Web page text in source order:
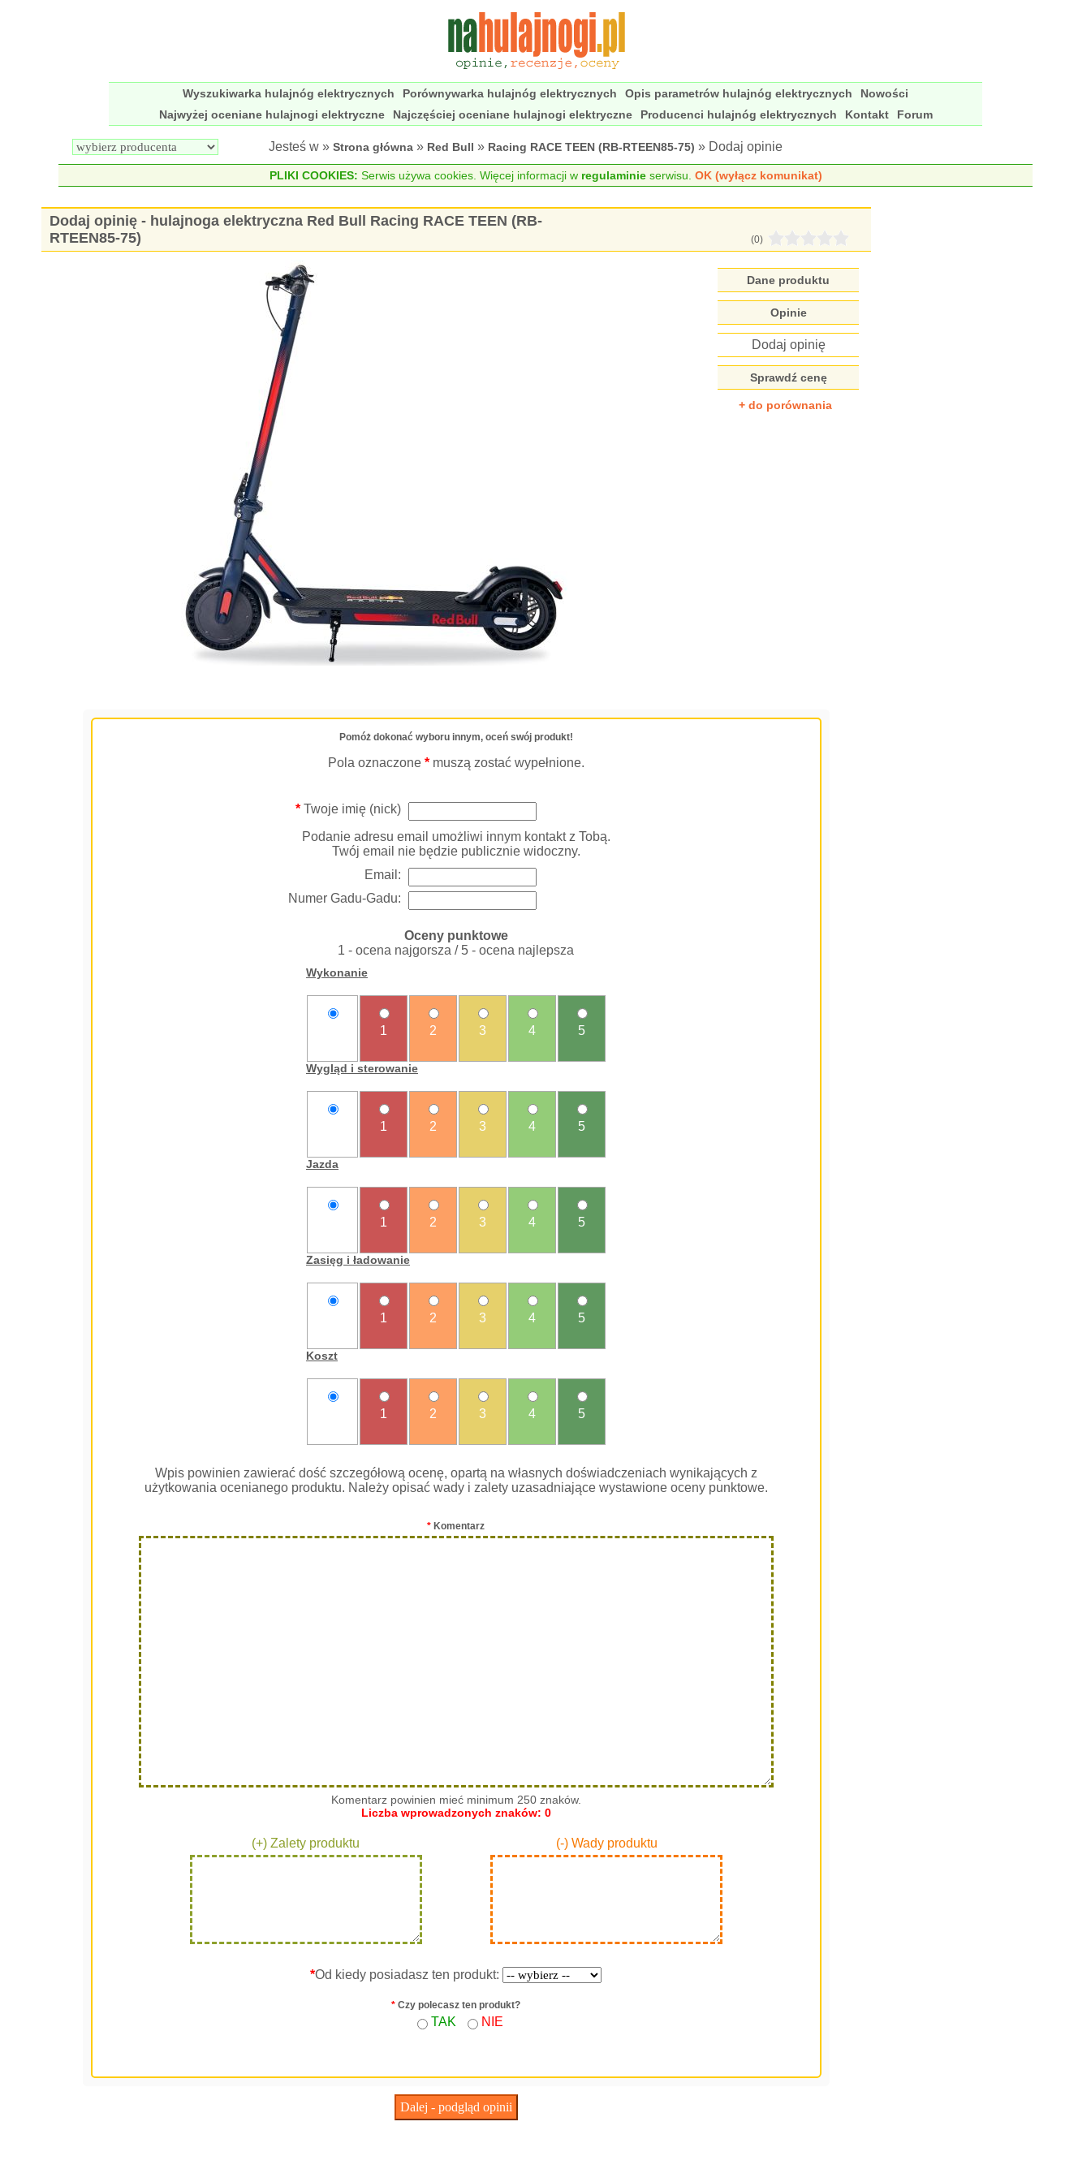
Wyszukiwarka hulajnóg elektrycznych Porównywarka hulajnóg elektrycznych Opis parametrów hulajnóg elektrycznych
Nowości
Najwyżej oceniane hulajnogi elektryczne
Najczęściej oceniane hulajnogi elektryczne Producenci hulajnóg elektrycznych Kontakt Forum
Jesteś w » Strona główna » Red Bull » Racing RACE TEEN (RB-RTEEN85-75) » Dodaj opinie
PLIKI COOKIES: Serwis używa cookies. Więcej informacji w regulaminieserwisu. OK (wyłącz komunikat)
Dodaj opinię - hulajnoga elektryczna Red Bull Racing RACE TEEN (RB-
RTEEN85-75)
(0)
Dane produktu
Opinie
Dodaj opinię
Sprawdź cenę
+ do porównania
Pomóż dokonać wyboru innym, oceń swój produkt!
Pola oznaczone *muszą zostać wypełnione.
*Twoje imię (nick)
Podanie adresu email umożliwi innym kontakt z Tobą.
Twój email nie będzie publicznie widoczny.
Email:
Numer Gadu-Gadu:
Oceny punktowe
1 - ocena najgorsza / 5 - ocena najlepsza
Wykonanie
1 2 3 4 5
Wygląd i sterowanie
1 2 3 4 5
Jazda
1 2 3 4 5
Zasięg i ładowanie
1 2 3 4 5
Koszt
1 2 3 4 5
Wpis powinien zawierać dość szczegółową ocenę, opartą na własnych doświadczeniach wynikających z
użytkowania ocenianego produktu. Należy opisać wady i zalety uzasadniające wystawione oceny punktowe.
* Komentarz
Komentarz powinien mieć minimum 250 znaków.
Liczba wprowadzonych znaków: 0
(+) Zalety produktu (-) Wady produktu
*Od kiedy posiadasz ten produkt:
* Czy polecasz ten produkt?
TAK NIE